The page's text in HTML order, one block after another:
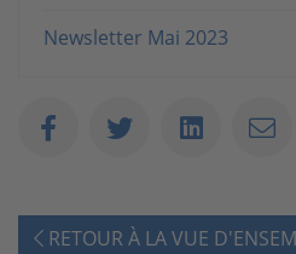
Newsletter Mai 2023
RETOUR À LA VUE